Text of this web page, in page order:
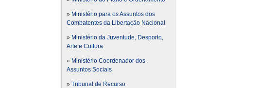
» Ministério para os Assuntos dos
Combatentes da Libertação Nacional
» Ministério da Juventude, Desporto,
Arte e Cultura
» Ministério Coordenador dos
Assuntos Sociais
» Tribunal de Recurso